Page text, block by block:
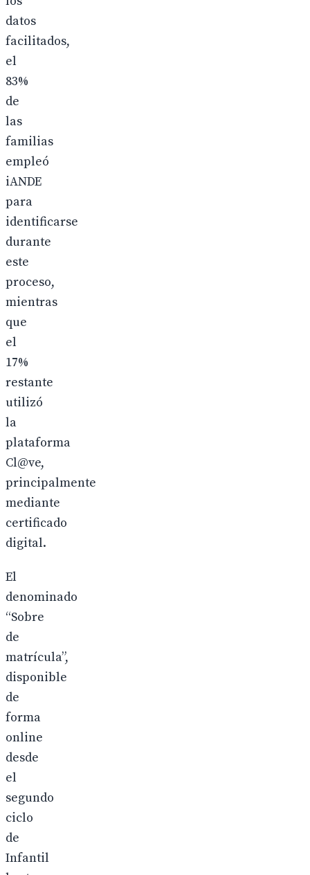
datos
facilitados,
el
83%
de
las
familias
empleó
iANDE
para
identificarse
durante
este
proceso,
mientras
que
el
17%
restante
utilizó
la
plataforma
Cl@ve,
principalmente
mediante
certificado
digital.
El
denominado
“Sobre
de
matrícula”,
disponible
de
forma
online
desde
el
segundo
ciclo
de
Infantil